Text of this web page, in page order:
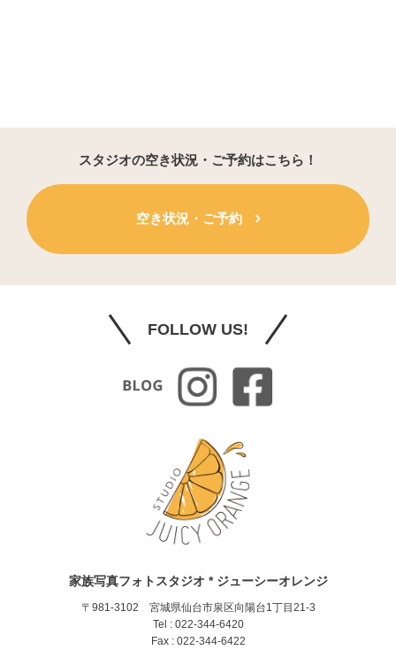
スタジオの空き状況・ご予約はこちら！
空き状況・ご予約
FOLLOW US!
家族写真フォトスタジオ * ジューシーオレンジ
〒981-3102 宮城県仙台市泉区向陽台1丁目21-3
Tel : 022-344-6420
Fax : 022-344-6422